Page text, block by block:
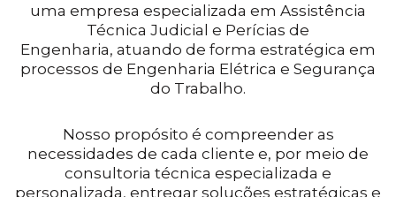
uma empresa especializada em Assistência
Técnica Judicial e Perícias de
Engenharia, atuando de forma estratégica em
processos de Engenharia Elétrica e Segurança
do Trabalho.
Nosso propósito é compreender as
necessidades de cada cliente e, por meio de
consultoria técnica especializada e
personalizada, entregar soluções estratégicas e